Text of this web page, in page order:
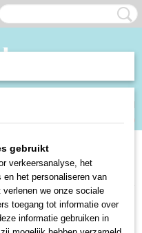
(0)
>Stille uren - Pieter de
gebruikt
verkeersanalyse, het
het personaliseren van
we onze sociale
toegang tot informatie over
informatie gebruiken in